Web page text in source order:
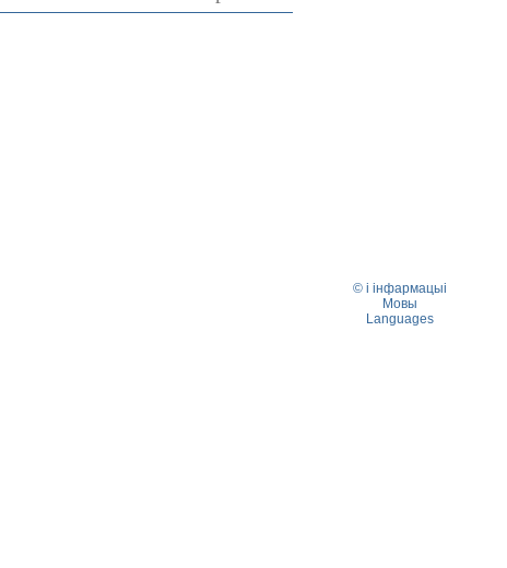
© і інфармацыі
Мовы
Languages